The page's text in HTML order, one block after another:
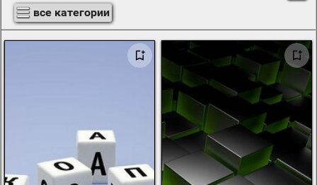
все категории